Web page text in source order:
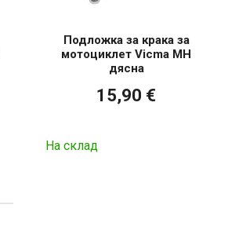
Подложка за крака за
мотоциклет Vicma MH
дясна
15,90 €
На склад